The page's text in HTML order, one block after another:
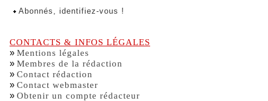
Abonnés, identifiez-vous !
CONTACTS & INFOS LÉGALES
» Mentions légales
» Membres de la rédaction
» Contact rédaction
» Contact webmaster
» Obtenir un compte rédacteur